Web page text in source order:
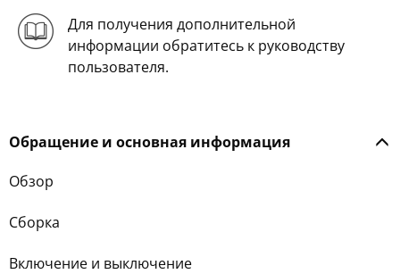
Для получения дополнительной
информации обратитесь к руководству
пользователя.
Обращение и основная информация
Обзор
Сборка
Включение и выключение